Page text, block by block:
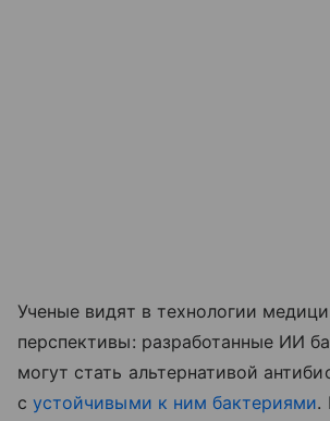
Ученые видят в технологии
перспективы: разработанные ИИ
могут стать альтернативой
сустойчивыми к ним бактериями.